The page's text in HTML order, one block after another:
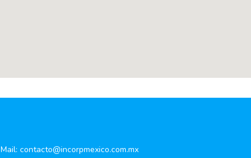
Mail: contacto@incorpmexico.com.mx